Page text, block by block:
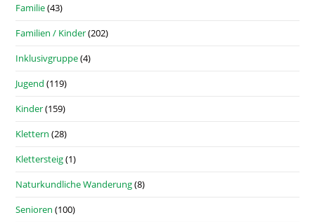
Familie(43)
Familien / Kinder(202)
Inklusivgruppe(4)
Jugend (119)
Kinder(159)
Klettern (28)
Klettersteig(1)
Naturkundliche Wanderung(8)
Senioren (100)